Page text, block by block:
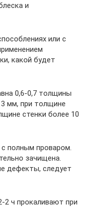
и
или с
какой будет
0,6-0,7 толщины
мм, при толщине
стенки более 10
полным проваром.
зачищена.
дефекты, следует
2 ч прокаливают при